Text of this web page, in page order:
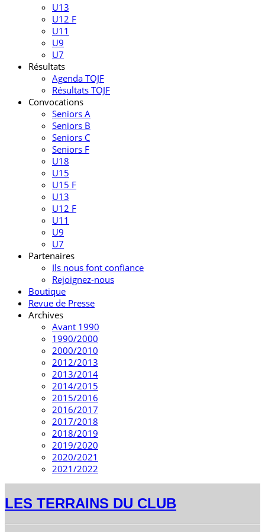
U13
U12 F
U11
U9
U7
Résultats
Agenda TOJF
Résultats TOJF
Convocations
Seniors A
Seniors B
Seniors C
Seniors F
U18
U15
U15 F
U13
U12 F
U11
U9
U7
Partenaires
Ils nous font confiance
Rejoignez-nous
Boutique
Revue de Presse
Archives
Avant 1990
1990/2000
2000/2010
2012/2013
2013/2014
2014/2015
2015/2016
2016/2017
2017/2018
2018/2019
2019/2020
2020/2021
2021/2022
LES TERRAINS DU CLUB